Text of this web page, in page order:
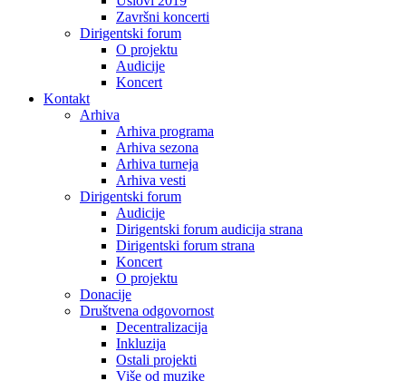
Završni koncerti
Dirigentski forum
O projektu
Audicije
Koncert
Kontakt
Arhiva
Arhiva programa
Arhiva sezona
Arhiva turneja
Arhiva vesti
Dirigentski forum
Audicije
Dirigentski forum audicija strana
Dirigentski forum strana
Koncert
O projektu
Donacije
Društvena odgovornost
Decentralizacija
Inkluzija
Ostali projekti
Više od muzike